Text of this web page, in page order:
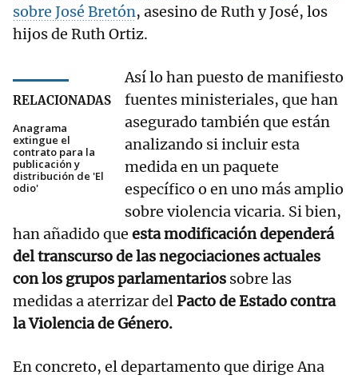
sobre José Bretón, asesino de Ruth y José, los
hijos de Ruth Ortiz.
RELACIONADAS
Anagrama
extingue el
contrato para la
publicación y
distribución de 'El
odio'
Así lo han puesto de manifiesto
fuentes ministeriales, que han
asegurado también que están
analizando si incluir esta
medida en un paquete
específico o en uno más amplio
sobre violencia vicaria. Si bien,
han añadido que esta modificación dependerá
del transcurso de las negociaciones actuales
con los grupos parlamentarios sobre las
medidas a aterrizar delPacto de Estado contra
la Violencia de Género.
En concreto, el departamento que dirige Ana